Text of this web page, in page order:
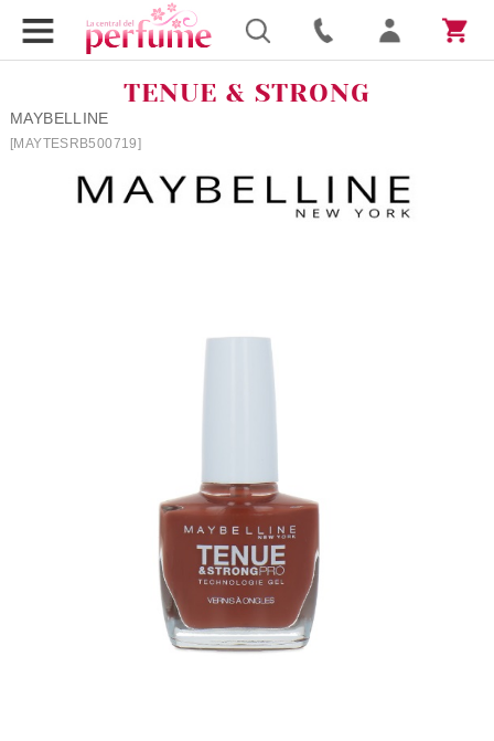
TENUE & STRONG
MAYBELLINE
[MAYTESRB500719]